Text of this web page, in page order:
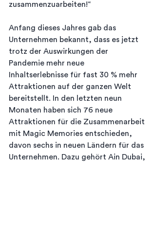
zusammenzuarbeiten!“
Anfang dieses Jahres gab das
Unternehmen bekannt, dass es jetzt
trotz der Auswirkungen der
Pandemie mehr neue
Inhaltserlebnisse für fast 30 % mehr
Attraktionen auf der ganzen Welt
bereitstellt. In den letzten neun
Monaten haben sich 76 neue
Attraktionen für die Zusammenarbeit
mit Magic Memories entschieden,
davon sechs in neuen Ländern für das
Unternehmen. Dazu gehört Ain Dubai,